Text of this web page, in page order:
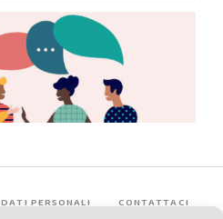
DATI PERSONALI CONTATTACI